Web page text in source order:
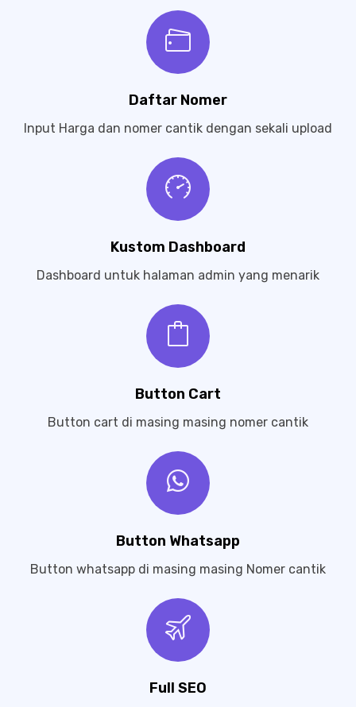
Daftar Nomer
Input Harga dan nomer cantik dengan sekali upload
Kustom Dashboard
Dashboard untuk halaman admin yang menarik
Button Cart
Button cart di masing masing nomer cantik
Button Whatsapp
Button whatsapp di masing masing Nomer cantik
Full SEO